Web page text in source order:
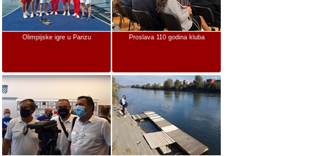
Olimpijske igre u Parizu Proslava 110 godina kluba